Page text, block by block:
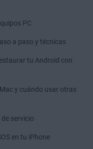
PC
a paso y técnicas
tu Android con
y cuándo usar otras
servicio
en tu iPhone